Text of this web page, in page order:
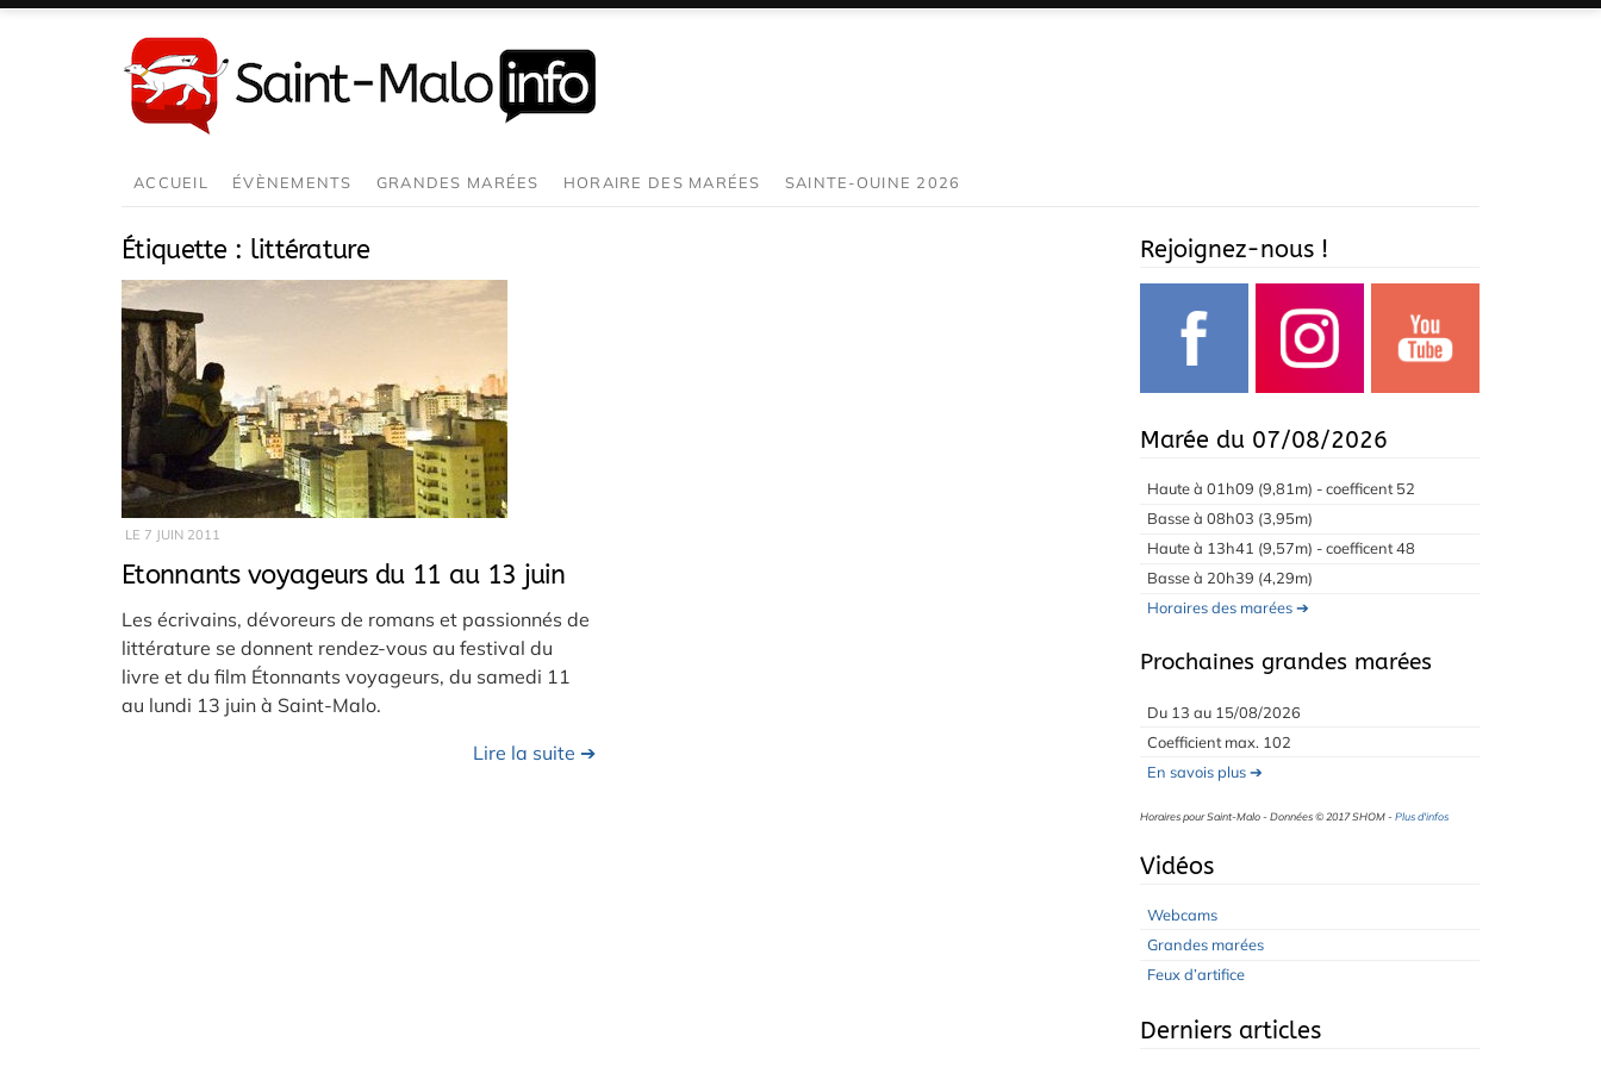
au
contenu
ACCUEIL ÉVÈNEMENTS GRANDES MARÉES HORAIRE DES MARÉES SAINTE-OUINE 2026
Étiquette : littérature
LE 7 JUIN 2011
Etonnants voyageurs du 11 au 13 juin
Les écrivains, dévoreurs de romans et passionnés de
littérature se donnent rendez-vous au festival du
livre et du film Étonnants voyageurs, du samedi 11
au lundi 13 juin à Saint-Malo.
Lire la suite ➔
Rejoignez-nous !
Marée du 07/08/2026
Haute à 01h09 (9,81m) - coefficent 52
Basse à 08h03 (3,95m)
Haute à 13h41 (9,57m) - coefficent 48
Basse à 20h39 (4,29m)
Horaires des marées ➔
Prochaines grandes marées
Du 13 au 15/08/2026
Coefficient max. 102
En savois plus ➔
Horaires pour Saint-Malo - Données © 2017 SHOM -Plus d'infos
Vidéos
Webcams
Grandes marées
Feux d’artifice
Derniers articles